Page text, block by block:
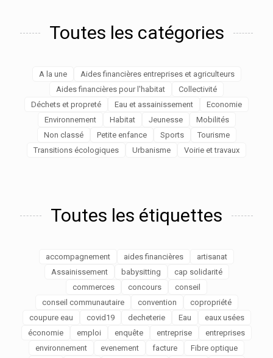
Toutes les catégories
A la une
Aides financières entreprises et agriculteurs
Aides financières pour l'habitat
Collectivité
Déchets et propreté
Eau et assainissement
Economie
Environnement
Habitat Jeunesse
Mobilités
Non classé
Petite enfance Sports
Tourisme
Transitions écologiques
Urbanisme Voirie et travaux
Toutes les étiquettes
accompagnement aides financières
artisanat
Assainissement
babysitting
cap solidarité
commerces
concours
conseil
conseil communautaire
convention
copropriété
coupure eau
covid19 decheterie Eau
eaux usées
économie
emploi enquête entreprise
entreprises
environnement
evenement facture
Fibre optique